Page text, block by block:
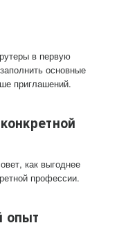
в первую
основные
приглашений.
как выгоднее
профессии.
опыт